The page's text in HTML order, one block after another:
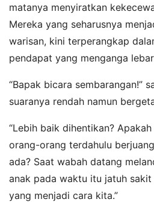
matanya menyiratkan
Mereka yang seharusnya
warisan, kini terperangkap
pendapat yang menganga
“Bapak bicara sembarangan!”
suaranya rendah namun
“Lebih baik dihentikan?
orang-orang terdahulu
ada? Saat wabah datang
anak pada waktu itu jatuh
yang menjadi cara kita.”